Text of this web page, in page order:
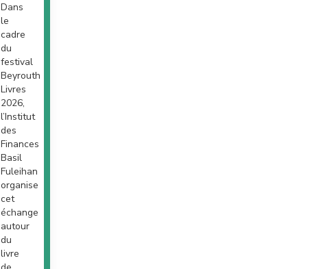
Dans
le
cadre
du
festival
Beyrouth
Livres
2026,
l’Institut
des
Finances
Basil
Fuleihan
organise
cet
échange
autour
du
livre